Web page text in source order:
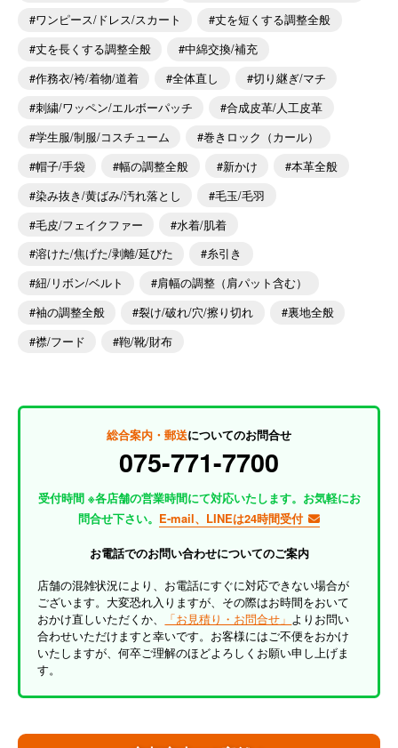
ワンピース/ドレス/スカート
丈を短くする調整全般
丈を長くする調整全般
中綿交換/補充
作務衣/袴/着物/道着
全体直し
切り継ぎ/マチ
刺繍/ワッペン/エルボーパッチ
合成皮革/人工皮革
学生服/制服/コスチューム
巻きロック（カール）
帽子/手袋
幅の調整全般 新かけ
本革全般
染み抜き/黄ばみ/汚れ落とし
毛玉/毛羽
毛皮/フェイクファー
水着/肌着
溶けた/焦げた/剥離/延びた
糸引き
紐/リボン/ベルト
肩幅の調整（肩パット含む）
袖の調整全般
裂け/破れ/穴/擦り切れ
裏地全般
襟/フード
鞄/靴/財布
総合案内・郵送についてのお問合せ
075-771-7700
受付時間 ※各店舗の営業時間にて対応いたします。お気軽にお
問合せ下さい。 E-mail、LINEは24時間受付
お電話でのお問い合わせについてのご案内
店舗の混雑状況により、お電話にすぐに対応できない場合が
ございます。大変恐れ入りますが、その際はお時間をおいて
おかけ直しいただくか、
「お見積り・お問合せ」 よりお問い
合わせいただけますと幸いです。お客様にはご不便をおかけ
いたしますが、何卒ご理解のほどよろしくお願い申し上げま
す。